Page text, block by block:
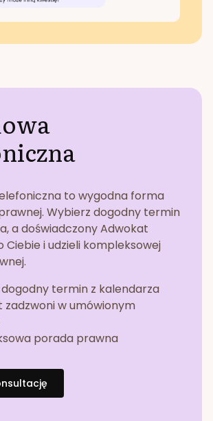
to wygodna forma
Wybierz dogodny termin
a doświadczony Adwokat
Ciebie i udzieli kompleksowej
termin z kalendarza
zadzwoni w umówionym
porada prawna